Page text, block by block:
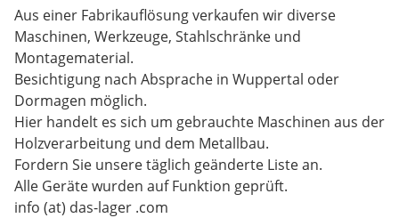
Aus einer Fabrikauflösung verkaufen wir diverse
Maschinen, Werkzeuge, Stahlschränke und
Montagematerial.
Besichtigung nach Absprache in Wuppertal oder
Dormagen möglich.
Hier handelt es sich um gebrauchte Maschinen aus der
Holzverarbeitung und dem Metallbau.
Fordern Sie unsere täglich geänderte Liste an.
Alle Geräte wurden auf Funktion geprüft.
info (at) das-lager .com